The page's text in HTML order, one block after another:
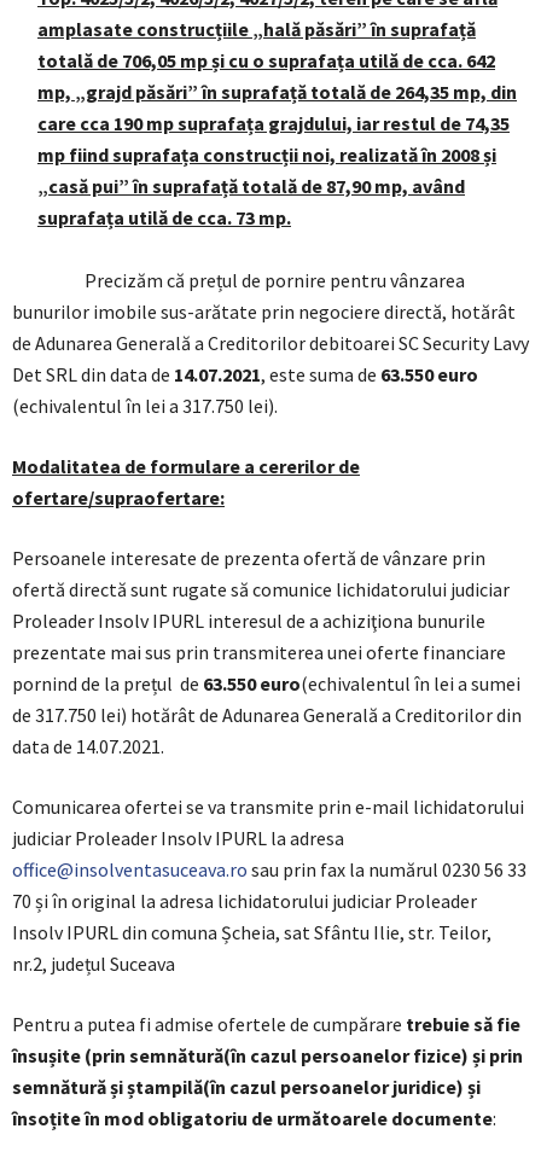
amplasate construcțiile „hală păsări” în suprafață
totală de 706,05 mp și cu o suprafața utilă de cca. 642
mp, „grajd păsări” în suprafață totală de 264,35 mp, din
care cca 190 mp suprafața grajdului, iar restul de 74,35
mp fiind suprafața construcții noi, realizată în 2008 și
„casă pui” în suprafață totală de 87,90 mp, având
suprafața utilă de cca. 73 mp.
Precizăm că prețul de pornire pentru vânzarea
bunurilor imobile sus-arătate prin negociere directă, hotărât
de Adunarea Generală a Creditorilor debitoarei SC Security Lavy
Det SRL din data de 14.07.2021, este suma de 63.550 euro
(echivalentul în lei a 317.750 lei).
Modalitatea de formulare a cererilor de
ofertare/supraofertare:
Persoanele interesate de prezenta ofertă de vânzare prin
ofertă directă sunt rugate să comunice lichidatorului judiciar
Proleader Insolv IPURL interesul de a achiziţiona bunurile
prezentate mai sus prin transmiterea unei oferte financiare
pornind de la prețul de 63.550 euro(echivalentul în lei a sumei
de 317.750 lei) hotărât de Adunarea Generală a Creditorilor din
data de 14.07.2021.
Comunicarea ofertei se va transmite prin e-mail lichidatorului
judiciar Proleader Insolv IPURL la adresa
office@insolventasuceava.ro sau prin fax la numărul 0230 56 33
70 și în original la adresa lichidatorului judiciar Proleader
Insolv IPURL din comuna Șcheia, sat Sfântu Ilie, str. Teilor,
nr.2, județul Suceava
Pentru a putea fi admise ofertele de cumpărare trebuie să fie
însușite (prin semnătură(în cazul persoanelor fizice) și prin
semnătură și ștampilă(în cazul persoanelor juridice) și
însoțite în mod obligatoriu de următoarele documente: